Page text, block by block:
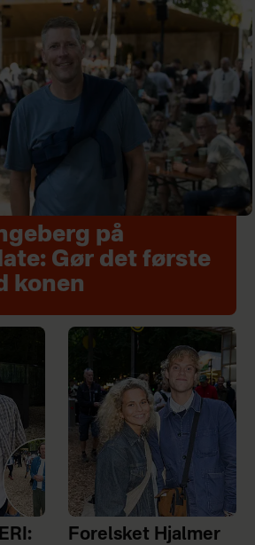
på
Gør det første
konen
Forelsket Hjalmer